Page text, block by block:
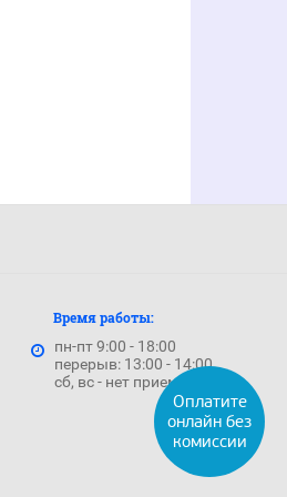
Время работы:
пн-пт 9:00 - 18:00
перерыв: 13:00 - 14:00
сб, вс - нет приема